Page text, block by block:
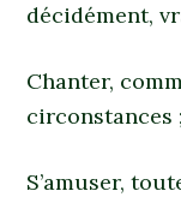
décidément,
Chanter,
circonstances
S’amuser,